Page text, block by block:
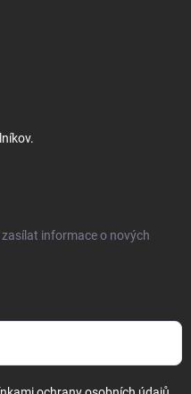
informace o nových